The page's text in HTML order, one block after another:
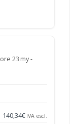
23 my -
140,34€ IVA escl.